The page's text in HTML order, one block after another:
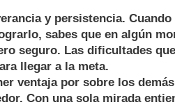
y persistencia.
sabes que en algún
seguro. Las dificultades
llegar a la meta.
ventaja por sobre los
Con una sola mirada